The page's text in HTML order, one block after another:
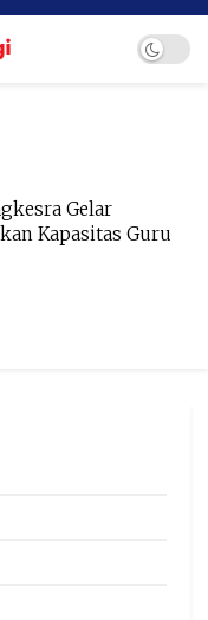
Gelar
Kapasitas Guru